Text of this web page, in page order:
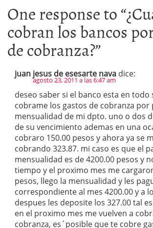
One response to “
cobran los bancos
de cobranza?”
juan jesus de esesarte nava dice:
agosto 23, 2011 a las 6:47 am
deseo saber si el banco esta en todo
cobrame los gastos de cobranza por
mensualidad de mi dpto. uno o dos
de su vencimiento ademas en una
cobraro 150.00 pesos y ahora ya se
cobrando 323.87. mi caso es que el
mensualidad es de 4200.00 pesos y
tiempo y el proximo mes me
pesos, llego la mensualidad y les
correspondiente al mes 4200.00 y a
despues les deposite los 327.00 tal
en el proximo mes me vuelven a
cobranza, es´posible que te cobre